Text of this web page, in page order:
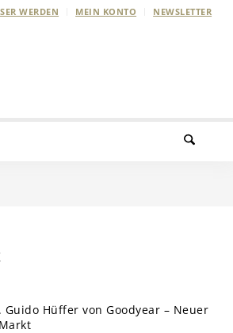
WERDEN MEIN KONTO NEWSLETTER
Hüffer von Goodyear – Neuer